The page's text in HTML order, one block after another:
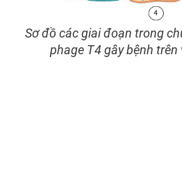
Sơ đồ các giai đoạn trong
phage T4 gây bệnh trên